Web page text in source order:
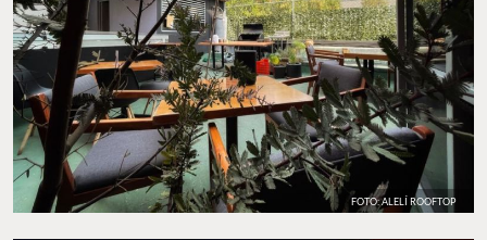
FOTO: ALELÍ ROOFTOP